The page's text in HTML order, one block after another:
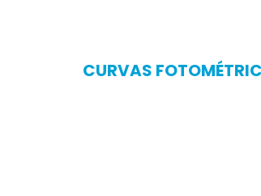
CURVAS